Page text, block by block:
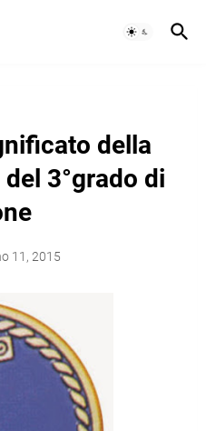
della
3°grado di
11, 2015